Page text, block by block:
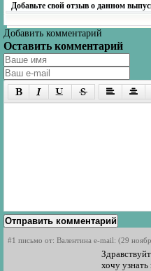
Добавьте свой отзыв о данном
Добавить комментарий
Оставить комментарий
Отправить комментарий
#1 письмо от: Валентина e-mail: (29
хочу